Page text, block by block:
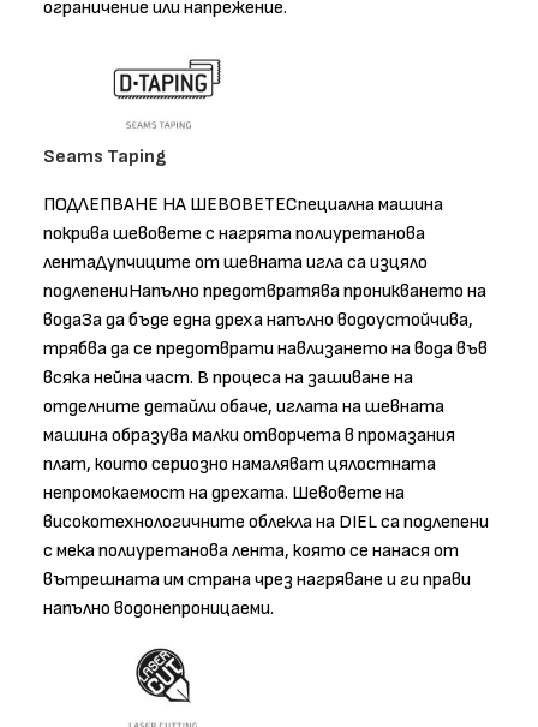
ограничение или напрежение.
Seams Taping
ПОДЛЕПВАНЕ НА ШЕВОВЕТЕСпециална машина
покрива шевовете с нагрята полиуретанова
лентаДупчиците от шевната игла са изцяло
подлепениНапълно предотвратява проникването на
водаЗа да бъде една дреха напълно водоустойчива,
трябва да се предотврати навлизането на вода във
всяка нейна част. В процеса на зашиване на
отделните детайли обаче, иглата на шевната
машина образува малки отворчета в промазания
плат, които сериозно намаляват цялостната
непромокаемост на дрехата. Шевовете на
високотехнологичните облекла на DIEL са подлепени
с мека полиуретанова лента, която се нанася от
вътрешната им страна чрез нагряване и ги прави
напълно водонепроницаеми.